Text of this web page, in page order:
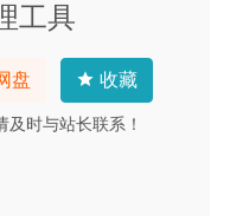
工具
盘 收藏
时与站长联系！
文版-解决视频闪烁工具
3.10.0.1766 for Mac-